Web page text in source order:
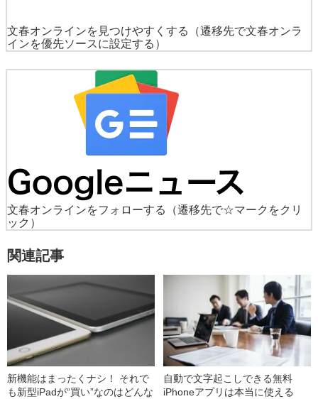
文春オンラインを見つけやすくする
（遷移先で文春オンラ
インを優先ソースに設定する）
文春オンラインをフォローする
（遷移先で☆マークをクリ
ック）
関連記事
新機能はまったくナシ！ それで
も新型iPadが“買い”なのはどんな
自動で文字起こしできる無料
iPhoneアプリは本当に使える